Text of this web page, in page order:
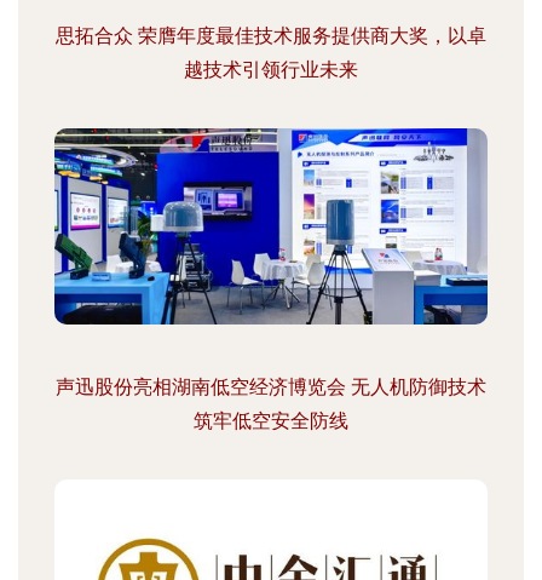
思拓合众 荣膺年度最佳技术服务提供商大奖，以卓
越技术引领行业未来
声迅股份亮相湖南低空经济博览会 无人机防御技术
筑牢低空安全防线